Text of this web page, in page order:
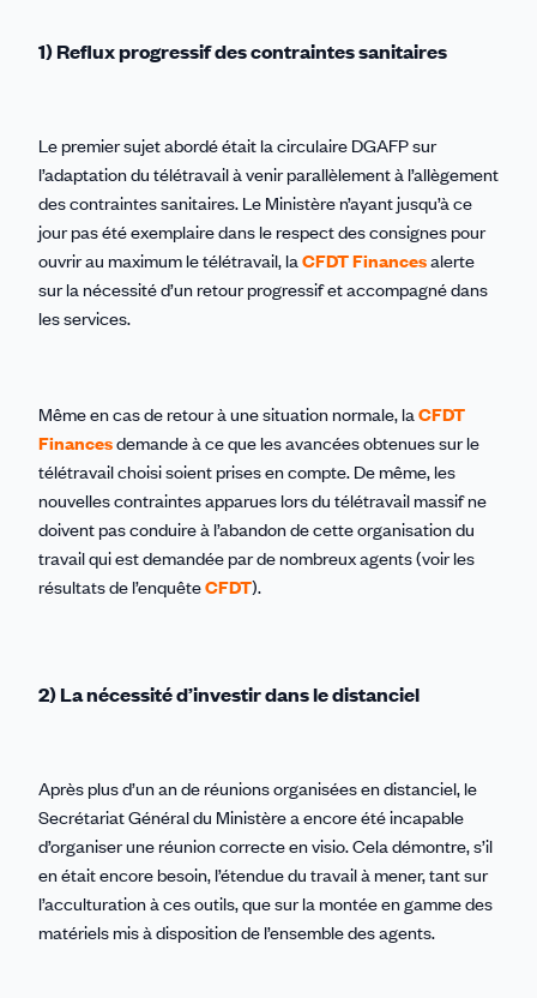
1) Reflux progressif des contraintes sanitaires
Le premier sujet abordé était la circulaire DGAFP sur
l’adaptation du télétravail à venir parallèlement à l’allègement
des contraintes sanitaires. Le Ministère n’ayant jusqu’à ce
jour pas été exemplaire dans le respect des consignes pour
ouvrir au maximum le télétravail, laCFDT Financesalerte
sur la nécessité d’un retour progressif et accompagné dans
les services.
Même en cas de retour à une situation normale, laCFDT
Financesdemande à ce que les avancées obtenues sur le
télétravail choisi soient prises en compte. De même, les
nouvelles contraintes apparues lors du télétravail massif ne
doivent pas conduire à l’abandon de cette organisation du
travail qui est demandée par de nombreux agents (voir les
résultats de l’enquêteCFDT).
2) La nécessité d’investir dans le distanciel
Après plus d’un an de réunions organisées en distanciel, le
Secrétariat Général du Ministère a encore été incapable
d’organiser une réunion correcte en visio. Cela démontre, s’il
en était encore besoin, l’étendue du travail à mener, tant sur
l’acculturation à ces outils, que sur la montée en gamme des
matériels mis à disposition de l’ensemble des agents.